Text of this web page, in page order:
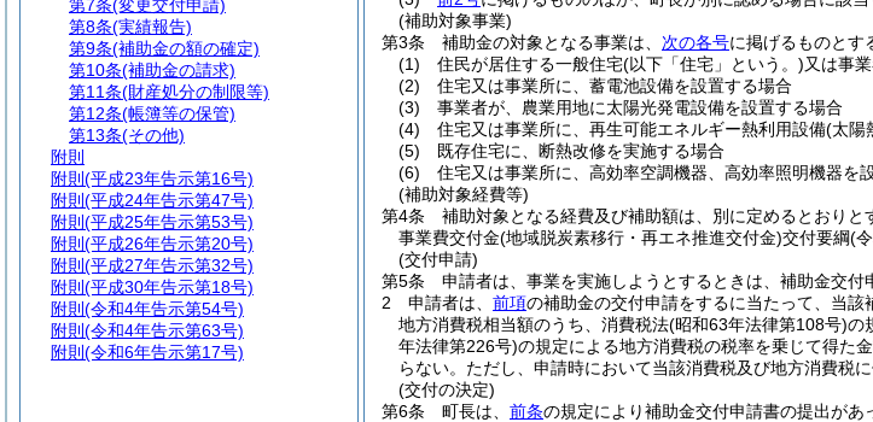
(補助対象事業)
第3条
補助金の対象となる事業は、 次の各号に掲げるものとす
(1)
住民が居住する一般住宅(以下「住宅」という。)又は事
(2)
住宅又は事業所に、蓄電池設備を設置する場合
(3)
事業者が、農業用地に太陽光発電設備を設置する場合
(4)
住宅又は事業所に、再生可能エネルギー熱利用設備(太陽
(5)
既存住宅に、断熱改修を実施する場合
(6)
住宅又は事業所に、高効率空調機器、高効率照明機器を
(補助対象経費等)
第4条
補助対象となる経費及び補助額は、別に定めるとおりと
事業費交付金(地域脱炭素移行・再エネ推進交付金)交付要綱(
(交付申請)
第5条
申請者は、事業を実施しようとするときは、補助金交付
2
申請者は、 前項の補助金の交付申請をするに当たって、当
地方消費税相当額のうち、消費税法(昭和63年法律第108号)の
年法律第226号)の規定による地方消費税の税率を乗じて得た
らない。 ただし、申請時において当該消費税及び地方消費税
(交付の決定)
第6条
町長は、 前条の規定により補助金交付申請書の提出が
第7条(変更交付申請)
第8条(実績報告)
第9条(補助金の額の確定)
第10条(補助金の請求)
第11条(財産処分の制限等)
第12条(帳簿等の保管)
第13条(その他)
附則
附則 (平成23年告示第16号)
附則 (平成24年告示第47号)
附則 (平成25年告示第53号)
附則 (平成26年告示第20号)
附則 (平成27年告示第32号)
附則 (平成30年告示第18号)
附則 (令和4年告示第54号)
附則 (令和4年告示第63号)
附則 (令和6年告示第17号)